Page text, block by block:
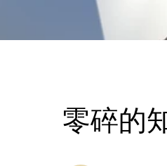
零碎的